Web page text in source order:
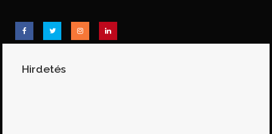
Hirdetés